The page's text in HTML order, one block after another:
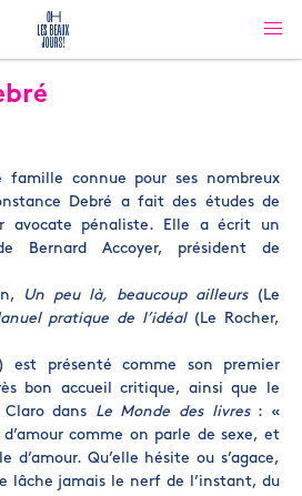
famille connue pour ses nombreux
Debré a fait des études de
avocate pénaliste. Elle a écrit un
Bernard Accoyer, président de
Un peu là, beaucoup ailleurs(Le
pratique de l’idéal(Le Rocher,
est présenté comme son premier
bon accueil critique, ainsi que le
dans Le Monde des livres: «
comme on parle de sexe, et
d’amour. Qu’elle hésite ou s’agace,
lâche jamais le nerf de l’instant, du